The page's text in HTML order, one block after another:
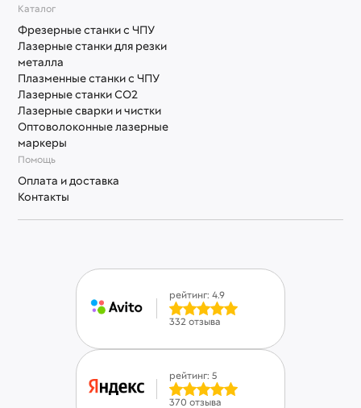
Помощь
Оплата и доставка
Контакты
Каталог
Фрезерные станки с ЧПУ
Лазерные станки для резки
металла
Плазменные станки с ЧПУ
Лазерные станки СО2
Лазерные сварки и чистки
Оптоволоконные лазерные
маркеры
рейтинг: 4.9
332 отзыва
рейтинг: 5
370 отзыва